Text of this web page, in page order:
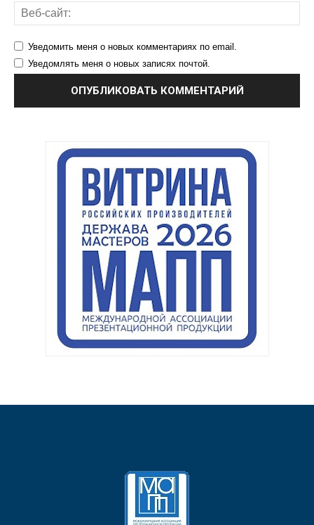
Уведомить меня о новых комментариях по email.
Уведомлять меня о новых записях почтой.